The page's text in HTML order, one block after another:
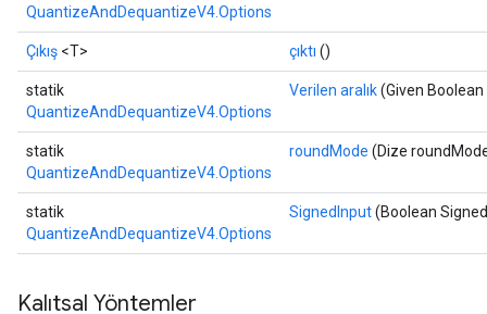
QuantizeAndDequantizeV4.Options
Çıkış <T> çıktı ()
statik
QuantizeAndDequantizeV4.Options
Verilen aralık(Given Boolean
statik
QuantizeAndDequantizeV4.Options
roundMode (Dize
statik
QuantizeAndDequantizeV4.Options
SignedInput(Boolean
Kalıtsal Yöntemler